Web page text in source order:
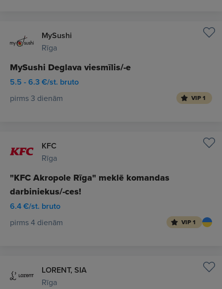
MySushi
Rīga
MySushi Deglava viesmīlis/-e
5.5 - 6.3 €/st. bruto
pirms 3 dienām VIP 1
KFC
Rīga
"KFC Akropole Rīga" meklē komandas
darbiniekus/-ces!
6.4 €/st. bruto
pirms 4 dienām VIP 1
LORENT, SIA
Rīga